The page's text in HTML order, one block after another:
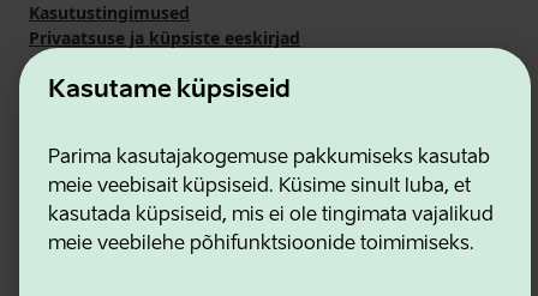
Kasutame küpsiseid
Parima kasutajakogemuse pakkumiseks kasutab
meie veebisait küpsiseid. Küsime sinult luba, et
kasutada küpsiseid, mis ei ole tingimata vajalikud
meie veebilehe põhifunktsioonide toimimiseks.
Kasutustingimused
Privaatsuse ja küpsiste eeskirjad